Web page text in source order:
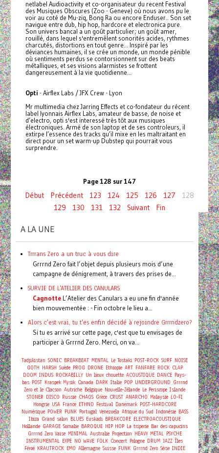
netlabel Audioactivity et co-organisateur du recent Festival
des Musiques Obscures (Zoo - Geneve) où nous avons pu le
voir au coté de Mu-ziq, Bong Ra ou encore Enduser.. Son set
navigue entre dub, hip hop, hardcore et electronica pure.
Son univers bancal a un goût particulier; un goût amer,
rouillé, dans lequel s'entremêlent sonorités acides, rythmes
charcutés, distortions en tout genre... Inspiré par les
déviances humaines, il se crée un monde, un monde pénible
où sentiments perdus se contorsionnent sur des beats
métalliques, et ses visions alarmistes se frottent
dangereusement à la vie quotidienne...
Opti - Airflex Labs / JFX Crew - Lyon
Mr multimedia chez Jarring Effects et co-fondateur du récent
label lyonnais Airflex Labs, amateur de basse, de noise et
d’electro, opti s'est interessé très tôt aux musiques
électroniques. Armé de son laptop et de ses controleurs, il
extirpe l’essence des tracks qu’il mixe en les maltraitant en
direct pour un set warm-up Dubstep qui pourrait vous
surprendre.
Page 128 sur 147
Début Précédent 123 124 125 126 127
128
129
130 131 132 Suivant Fin
A LA UNE
Trrrans Zero a un truc à vous dire
Grrrnd Zero fait l’objet depuis plusieurs mois d’une
campagne de dénigrement, à travers des prises de...
SURVIE DE L'ATELIER DES CANULARS
CagnotteL’Atelier des Canulars a eu une fin d'année
bien mouvementée : - Fin octobre le lieu a...
Alors c'est vrai, tu t'es enfin décidé à rejoindre Grrrndzero?
Si tu es arrivé sur cette page, c'est que tu envisages de
participer à Grrrnd Zero. Merci, on va...
Tadjikistan SONIC BREAKBEAT MENTAL Le Tostaki POST-ROCK SURF NOISE
GOTH HARSH Suède PROG DRONE Ethiopie ART FANFARE ROCK CLAP
DOOM INDUS ROCKABILLY Un lieux chouette ACOUSTIQUE DANCE Pays-
bas POST Kraspek Mysik Canada DARK Italie POP UNDERGROUND Grrrnd
Zero et le Clacson Autriche Belgique Nouvelle-Zélande Le Periscope Islande
STONER DISCO Russie CHAOS Grèce CRUST ANARCHO Malaysie LO-FI
Hongrie USA France ETHNO Festival Danemark POST-HARDCORE
Numérique POWER PUNK Portugal Venezuela Afrique du Sud Indonésie BASS
Ibiza Grand salon BLUES Euskadi BREAKCORE ELECTROACOUSTIQUE
Hollande GARAGE Somalie BAROQUE HIP HOP La triperie Bar des capucins
Grrrnd Zero Vaise MINIMAL Australie Projection HEAVY METAL PSYCHE
INSTRUMENTAL EXPE NO WAVE FOLK Concert Pologne DRUM JAZZ Îles
Féroé KRAUTROCK EMO Allemagne Suisse FUNK Grrrnd Zero Série INDIE